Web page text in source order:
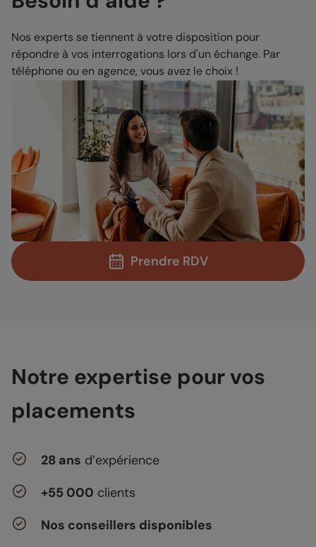
Nos experts se tiennent à votre disposition pour
répondre à vos interrogations lors d'un échange. Par
téléphone ou en agence, vous avez le choix !
Prendre RDV
Notre expertise pour vos
placements
28 ans d’expérience
+55 000 clients
Nos conseillers disponibles